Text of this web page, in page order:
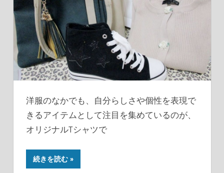
洋服のなかでも、自分らしさや個性を表現で
きるアイテムとして注目を集めているのが、
オリジナルTシャツで
続きを読む